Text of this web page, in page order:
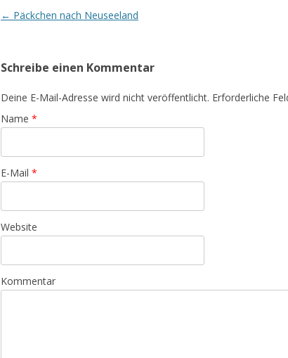
Artikel-Navigation
← Päckchen nach Neuseeland
Schreibe einen Kommentar
Deine E-Mail-Adresse wird nicht veröffentlicht. Erforderliche
Name *
E-Mail *
Website
Kommentar